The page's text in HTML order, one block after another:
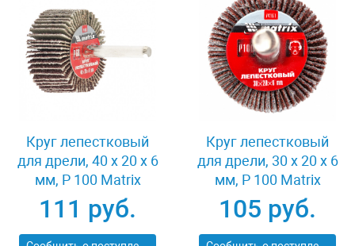
Круг лепестковый
для дрели, 40 х 20 х 6
мм, P 100 Matrix
74168
111 руб.
Круг лепестковый
для дрели, 30 х 20 х 6
мм, P 100 Matrix
74161
105 руб.